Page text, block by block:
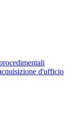
d'ufficio